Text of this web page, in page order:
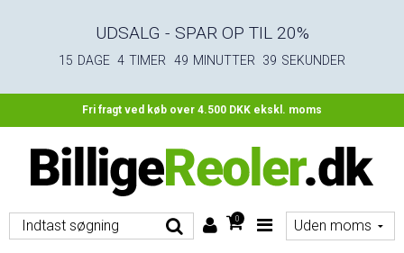
UDSALG - SPAR OP TIL 20%
15 DAGE 4 TIMER 49 MINUTTER 38 SEKUNDER
Fri fragt ved køb over 4.500 DKK ekskl. moms
0